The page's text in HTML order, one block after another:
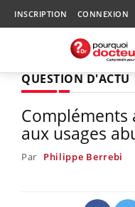
INSCRIPTION CONNEXION
QUESTION D'ACTU
Compléments
aux usages
Par Philippe Berrebi